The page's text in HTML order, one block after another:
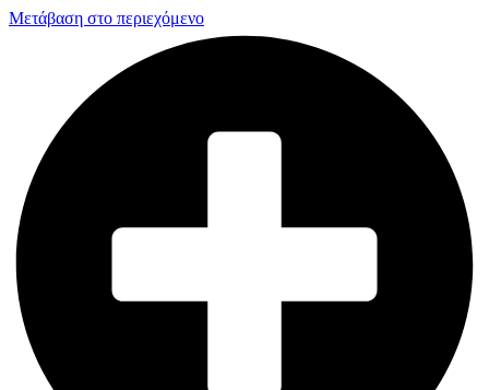
Μετάβαση στο περιεχόμενο